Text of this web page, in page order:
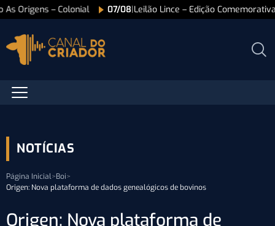
As Origens – Colonial 07/08|Leilão Lince – Edição
NOTÍCIAS
Página Inicial>Boi>
Origen: Nova plataforma de dados genealógicos de bovinos
Origen: Nova plataforma de